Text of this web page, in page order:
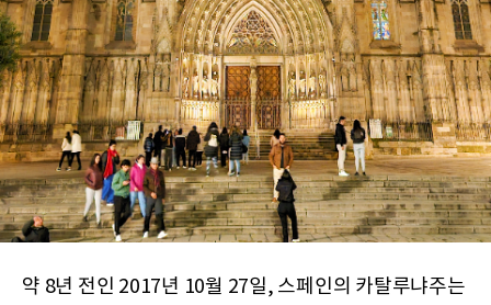
약 8년 전인 2017년 10월 27일, 스페인의 카탈루냐주는